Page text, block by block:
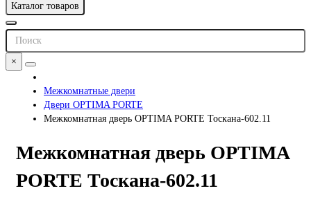
Каталог товаров
×
Межкомнатные двери
Двери OPTIMA PORTE
Межкомнатная дверь OPTIMA PORTE Тоскана-602.11
Межкомнатная дверь OPTIMA
PORTE Тоскана-602.11